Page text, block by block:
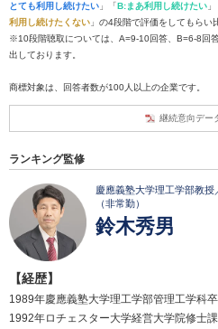
とても利用し続けたい 」「B:まあ利用し続けたい
利用し続けたくない 」の4段階で評価をしてもらい
※10段階聴取については、A=9-10回答、B=6-8回
出しております。
商標対象は、回答者数が100人以上の企業です。
継続意向デー
ランキング監修
慶應義塾大学理工学部教
（非常勤）
鈴木秀男
【経歴】
1989年慶應義塾大学理工学部管理工学科卒
1992年ロチェスター大学経営大学院修士課